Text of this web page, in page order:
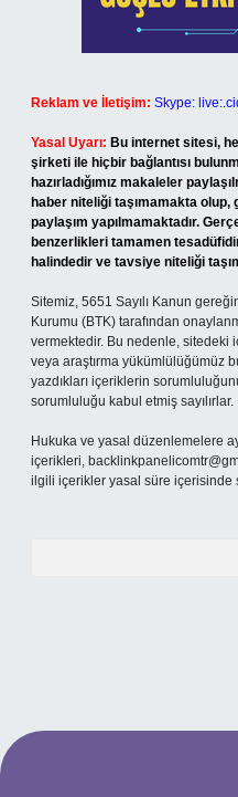
Reklam ve İletişim: Skype:
Yasal Uyarı: Bu internet sitesi,
şirketi ile hiçbir bağlantısı
hazırladığımız makaleler
haber niteliği taşımamakta
paylaşım yapılmamaktadır.
benzerlikleri tamamen
halindedir ve tavsiye niteliği
Sitemiz, 5651 Sayılı Kanun
Kurumu (BTK) tarafından
vermektedir. Bu nedenle, sitedeki
veya araştırma yükümlülüğümüz
yazdıkları içeriklerin
sorumluluğu kabul etmiş sayılırlar.
Hukuka ve yasal düzenlemelere
içerikleri,
ilgili içerikler yasal süre içerisinde
giriş